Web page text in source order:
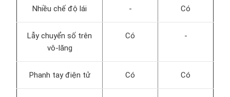
Nhiều chế độ lái - Có
Lẫy chuyển số trên
vô-lăng
Có -
Phanh tay điện tử Có Có